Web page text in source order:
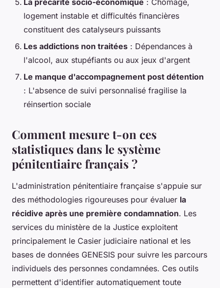
logement instable et difficultés financières
constituent des catalyseurs puissants
Les addictions non traitées : Dépendances à
l'alcool, aux stupéfiants ou aux jeux d'argent
Le manque d'accompagnement post détention
: L'absence de suivi personnalisé fragilise la
réinsertion sociale
Comment mesure t-on ces
statistiques dans le système
pénitentiaire français ?
L'administration pénitentiaire française s'appuie sur
des méthodologies rigoureuses pour évaluer la
récidive après une première condamnation. Les
services du ministère de la Justice exploitent
principalement le Casier judiciaire national et les
bases de données GENESIS pour suivre les parcours
individuels des personnes condamnées. Ces outils
permettent d'identifier automatiquement toute